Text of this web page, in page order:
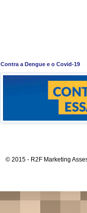
Contra a Dengue e o Covid-19
© 2015 - R2F Marketing